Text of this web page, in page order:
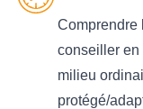
Comprendre
conseiller en
milieu
protégé/